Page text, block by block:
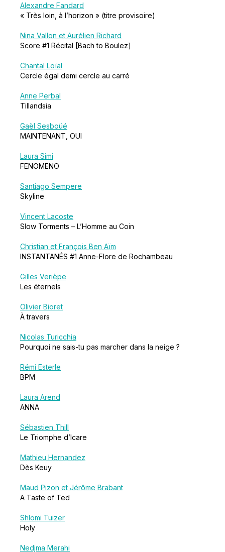
Alexandre Fandard
« Très loin, à l’horizon » (titre provisoire)
Nina Vallon et Aurélien Richard
Score #1 Récital [Bach to Boulez]
Chantal Loïal
Cercle égal demi cercle au carré
Anne Perbal
Tillandsia
Gaël Sesboüé
MAINTENANT, OUI
Laura Simi
FENOMENO
Santiago Sempere
Skyline
Vincent Lacoste
Slow Torments – L’Homme au Coin
Christian et François Ben Aïm
INSTANTANÉS #1 Anne-Flore de Rochambeau
Gilles Verièpe
Les éternels
Olivier Bioret
À travers
Nicolas Turicchia
Pourquoi ne sais-tu pas marcher dans la neige ?
Rémi Esterle
BPM
Laura Arend
ANNA
Sébastien Thill
Le Triomphe d’Icare
Mathieu Hernandez
Dès Keuy
Maud Pizon et Jérôme Brabant
A Taste of Ted
Shlomi Tuizer
Holy
Nedjma Merahi